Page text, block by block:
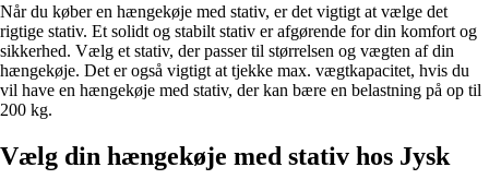
Når du køber en hængekøje med stativ, er det vigtigt at vælge det
rigtige stativ. Et solidt og stabilt stativ er afgørende for din komfort og
sikkerhed. Vælg et stativ, der passer til størrelsen og vægten af din
hængekøje. Det er også vigtigt at tjekke max. vægtkapacitet, hvis du
vil have en hængekøje med stativ, der kan bære en belastning på op til
200 kg.
Vælg din hængekøje med stativ hos Jysk